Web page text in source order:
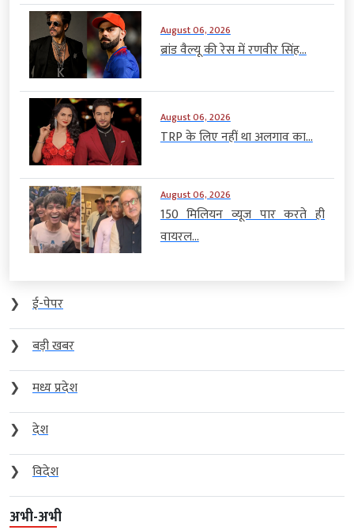
August 06, 2026
ब्रांड वैल्यू की रेस में रणवीर सिंह...
August 06, 2026
TRP के लिए नहीं था अलगाव का...
August 06, 2026
150 मिलियन व्यूज पार करते ही
वायरल...
❯
ई-पेपर
❯
बड़ी खबर
❯
मध्य प्रदेश
❯
देश
❯
विदेश
अभी-अभी